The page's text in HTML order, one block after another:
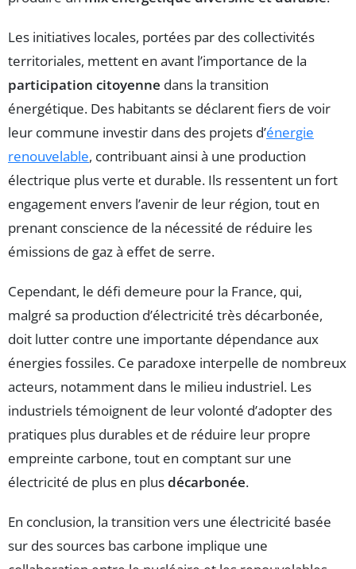
Les initiatives locales, portées par des collectivités
territoriales, mettent en avant l’importance de la
participation citoyenne dans la transition
énergétique. Des habitants se déclarent fiers de voir
leur commune investir dans des projets d’énergie
renouvelable, contribuant ainsi à une production
électrique plus verte et durable. Ils ressentent un fort
engagement envers l’avenir de leur région, tout en
prenant conscience de la nécessité de réduire les
émissions de gaz à effet de serre.
Cependant, le défi demeure pour la France, qui,
malgré sa production d’électricité très décarbonée,
doit lutter contre une importante dépendance aux
énergies fossiles. Ce paradoxe interpelle de nombreux
acteurs, notamment dans le milieu industriel. Les
industriels témoignent de leur volonté d’adopter des
pratiques plus durables et de réduire leur propre
empreinte carbone, tout en comptant sur une
électricité de plus en plusdécarbonée.
En conclusion, la transition vers une électricité basée
sur des sources bas carbone implique une